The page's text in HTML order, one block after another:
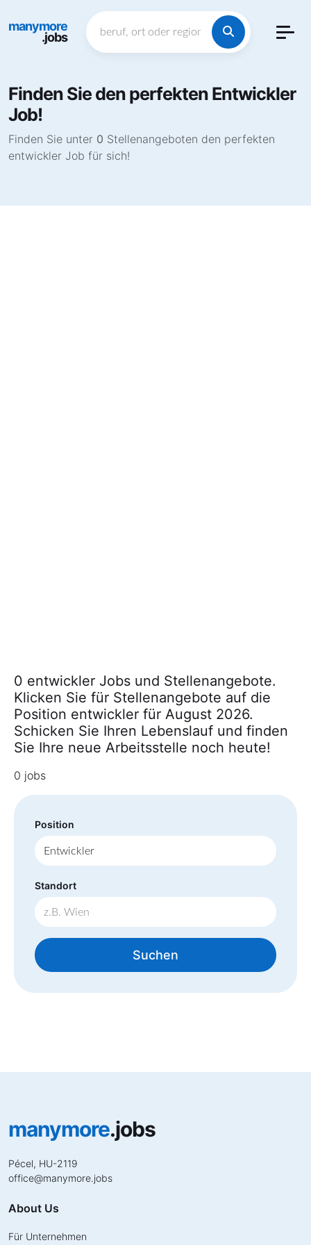
manymore
.jobs
Finden Sie den perfekten Entwickler
Job!
Finden Sie unter 0 Stellenangeboten den perfekten
entwickler Job für sich!
0 entwickler Jobs und Stellenangebote.
Klicken Sie für Stellenangebote auf die
Position entwickler für August 2026.
Schicken Sie Ihren Lebenslauf und finden
Sie Ihre neue Arbeitsstelle noch heute!
0 jobs
Position
Standort
Suchen
manymore.jobs
Pécel, HU-2119
office@manymore.jobs
About Us
Für Unternehmen